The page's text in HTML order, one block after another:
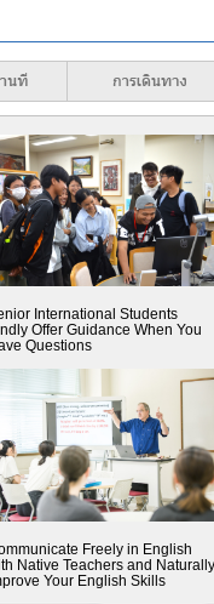
International Students
Offer Guidance When You
Questions
Freely in English
Native Teachers and Naturally
Your English Skills